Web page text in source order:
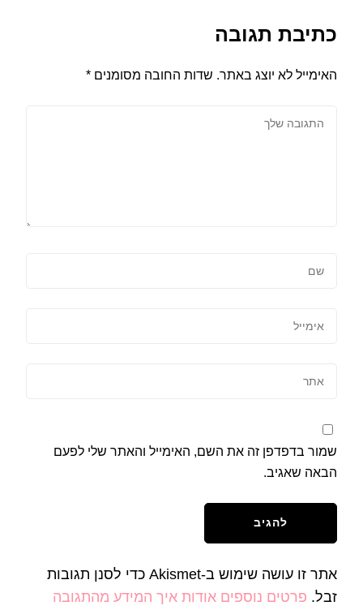
כתיבת תגובה
האימייל לא יוצג באתר. שדות החובה מסומנים *
שמור בדפדפן זה את השם, האימייל והאתר שלי לפעם
הבאה שאגיב.
אתר זו עושה שימוש ב-Akismet כדי לסנן תגובות
זבל. פרטים נוספים אודות איך המידע מהתגובה